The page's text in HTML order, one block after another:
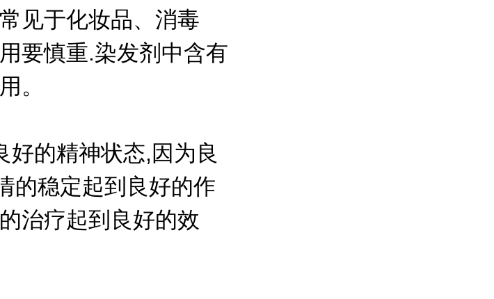
见于化妆品、消毒
要慎重.染发剂中含有
。
的精神状态,因为良
的稳定起到良好的作
治疗起到良好的效